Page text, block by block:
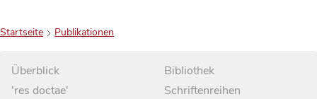
Startseite Publikationen
Überblick
'res doctae'
Bibliothek
Schriftenreihen